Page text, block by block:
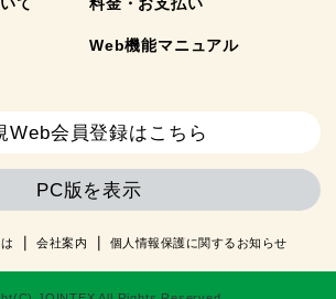
Web機能マニュアル
Web会員登録はこちら
PC版を表示
会社案内 個人情報保護に関するお知らせ